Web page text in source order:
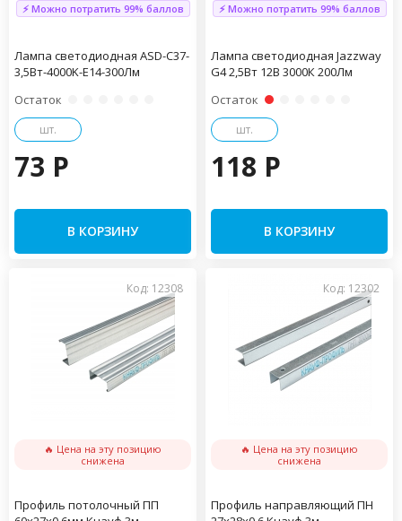
⚡ Можно потратить 99% баллов
Лампа светодиодная ASD-C37-
3,5Вт-4000K-Е14-300Лм
Остаток
шт.
73 P
В КОРЗИНУ
⚡ Можно потратить 99% баллов
Лампа светодиодная Jazzway
G4 2,5Вт 12В 3000К 200Лм
Остаток
шт.
118 P
В КОРЗИНУ
Код: 12308
🔥 Цена на эту позицию
снижена
Профиль потолочный ПП
Код: 12302
🔥 Цена на эту позицию
снижена
Профиль направляющий ПН